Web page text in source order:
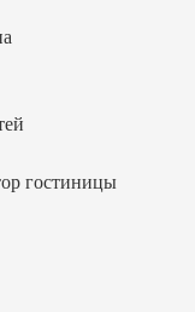
гостиницы